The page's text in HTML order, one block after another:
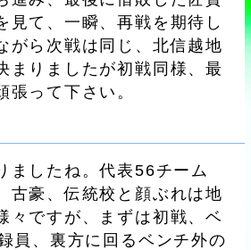
見て、一瞬、再戦を期待し
がら次戦は同じ、北信越地
まりましたが初戦同様、最
張って下さい。
ましたね。代表56チーム
古豪、伝統校と顔ぶれは地
々ですが、まずは初戦、ベ
員、裏方に回るベンチ外の